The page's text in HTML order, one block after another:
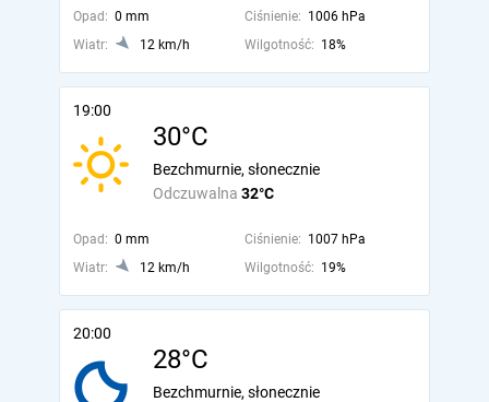
Opad: 0 mm Ciśnienie: 1006 hPa
Wiatr:
12 km/h Wilgotność: 18%
19:00
30°C
Odczuwalna 32°C
Bezchmurnie, słonecznie
Opad: 0 mm Ciśnienie: 1007 hPa
Wiatr:
12 km/h Wilgotność: 19%
20:00
28°C
Bezchmurnie, słonecznie